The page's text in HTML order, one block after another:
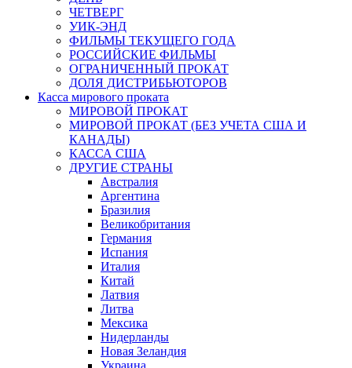
ЧЕТВЕРГ
УИК-ЭНД
ФИЛЬМЫ ТЕКУЩЕГО ГОДА
РОССИЙСКИЕ ФИЛЬМЫ
ОГРАНИЧЕННЫЙ ПРОКАТ
ДОЛЯ ДИСТРИБЬЮТОРОВ
Касса мирового проката
МИРОВОЙ ПРОКАТ
МИРОВОЙ ПРОКАТ (БЕЗ УЧЕТА США И
КАНАДЫ)
КАССА США
ДРУГИЕ СТРАНЫ
Австралия
Аргентина
Бразилия
Великобритания
Германия
Испания
Италия
Китай
Латвия
Литва
Мексика
Нидерланды
Новая Зеландия
Украина